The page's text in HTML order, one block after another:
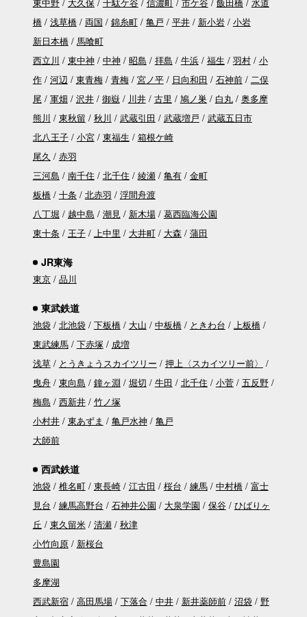
東中野 大久保 千駄ケ谷 信濃町 市ケ谷 飯田橋
水道
橋
浅草橋 両国 錦糸町 亀戸 平井 新小岩
小岩
新日本橋
馬喰町
西立川
東中神 中神 昭島 拝島 牛浜 福生 羽村
小
作
河辺 東青梅 青梅 宮ノ平 日向和田 石神前
二俣
尾
軍畑 沢井 御嶽 川井 古里 鳩ノ巣 白丸
奥多摩
熊川
東秋留 秋川 武蔵引田 武蔵増戸
武蔵五日市
北八王子
小宮 東福生
箱根ケ崎
尾久
赤羽
三河島
南千住 北千住 綾瀬 亀有
金町
板橋
十条 北赤羽
浮間舟渡
八丁堀
越中島 潮見 新木場
葛西臨海公園
東十条
王子 上中里 大井町 大森 蒲田
JR東海
東京 品川
東武鉄道
池袋 北池袋 下板橋 大山 中板橋 ときわ台
上板橋
東武練馬
下赤塚
成増
浅草
とうきょうスカイツリー
押上〈スカイツリー前〉
曳舟
東向島 鐘ヶ淵 堀切 牛田 北千住 小菅
五反野
梅島
西新井
竹ノ塚
小村井
東あずま 亀戸水神
亀戸
大師前
西武鉄道
池袋 椎名町 東長崎 江古田 桜台 練馬 中村橋
富士
見台
練馬高野台 石神井公園 大泉学園 保谷
ひばりヶ
丘
東久留米 清瀬
秋津
小竹向原
新桜台
豊島園
多摩湖
西武新宿
高田馬場 下落合 中井 新井薬師前 沼袋
野